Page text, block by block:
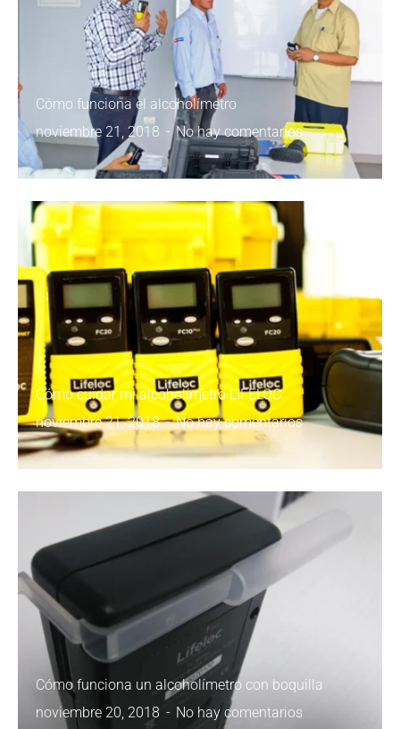
Cómo funciona el alcoholímetro
noviembre 21, 2018
No hay comentarios
Cómo cuidar mi alcoholímetro LIFELOC
noviembre 21, 2018
No hay comentarios
Cómo funciona un alcoholímetro con boquilla
noviembre 20, 2018
No hay comentarios